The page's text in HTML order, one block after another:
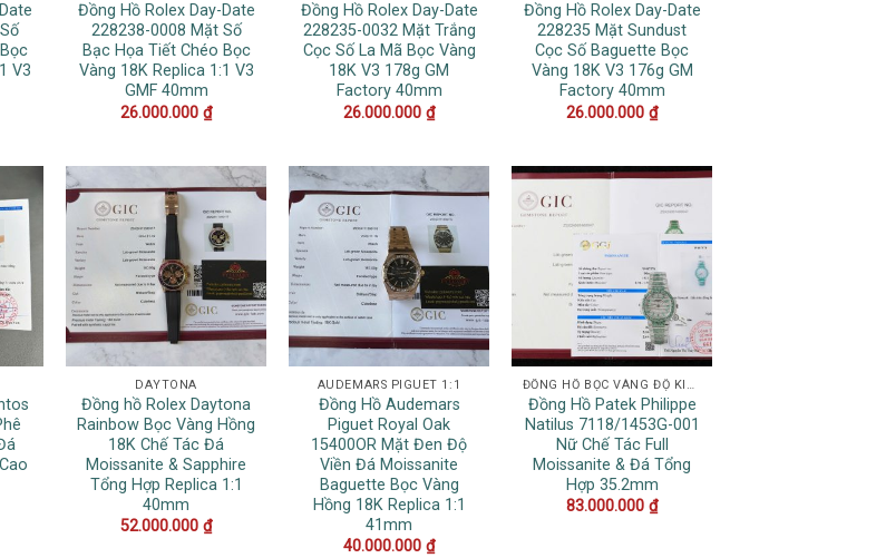
V3
Đồng Hồ Rolex Day-Date
228238-0008 Mặt Số
Bạc Họa Tiết Chéo Bọc
Vàng 18K Replica 1:1 V3
GMF 40mm
26.000.000 ₫
Đồng Hồ Rolex Day-Date
228235-0032 Mặt Trắng
Cọc Số La Mã Bọc Vàng
18K V3 178g GM
Factory 40mm
26.000.000 ₫
Đồng Hồ Rolex Day-Date
228235 Mặt Sundust
Cọc Số Baguette Bọc
Vàng 18K V3 176g GM
Factory 40mm
26.000.000 ₫
DAYTONA
Đồng hồ Rolex Daytona
Rainbow Bọc Vàng Hồng
18K Chế Tác Đá
Moissanite & Sapphire
Tổng Hợp Replica 1:1
40mm
52.000.000 ₫
AUDEMARS PIGUET 1:1
Đồng Hồ Audemars
Piguet Royal Oak
15400OR Mặt Đen Độ
Viền Đá Moissanite
Baguette Bọc Vàng
Hồng 18K Replica 1:1
41mm
40.000.000 ₫
ĐỒNG HỒ BỌC VÀNG ĐỘ KIM CƯƠNG
Đồng Hồ Patek Philippe
Natilus 7118/1453G-001
Nữ Chế Tác Full
Moissanite & Đá Tổng
Hợp 35.2mm
83.000.000 ₫